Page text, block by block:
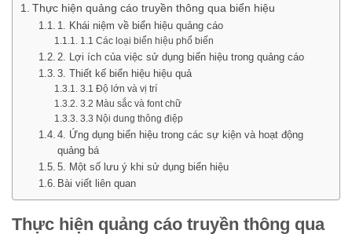
Thực hiện quảng cáo truyền thông qua biển hiệu
1. Khái niệm về biển hiệu quảng cáo
1.1 Các loại biển hiệu phổ biến
2. Lợi ích của việc sử dụng biển hiệu trong quảng cáo
3. Thiết kế biển hiệu hiệu quả
3.1 Độ lớn và vị trí
3.2 Màu sắc và font chữ
3.3 Nội dung thông điệp
4. Ứng dụng biển hiệu trong các sự kiện và hoạt động
quảng bá
5. Một số lưu ý khi sử dụng biển hiệu
Bài viết liên quan
Thực hiện quảng cáo truyền thông qua